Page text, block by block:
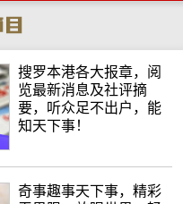
搜罗本港各大报章，阅
览最新消息及社评摘
要，听众足不出户，能
知天下事！
奇事趣事天下事，精彩